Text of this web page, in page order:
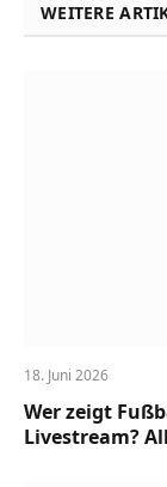
WEITERE
18. Juni 2026
Wer zeigt
Livestream?